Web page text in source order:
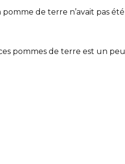
de terre n’avait pas été
pommes de terre est un peu